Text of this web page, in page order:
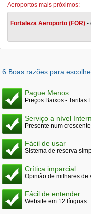
Aeroportos mais próximos:
Fortaleza Aeroporto (FOR) -
6 Boas razões para
Pague Menos
Preços Baixos - Tarifas
Serviço a nível
Presente num
Fácil de usar
Sistema de reserva
Crítica imparcial
Opinião de milhares de
Fácil de entender
Website em 12 línguas.